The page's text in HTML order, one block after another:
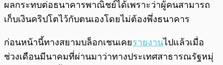
ผลกระทบต่อธนาคารพาณิชย์ได้เพราะว่าผู้คนสามารถ
เก็บเงินคริปโตไว้กับตนเองโดยไม่ต้องพึ่งธนาคาร
ก่อนหน้านี้ทางสยามบล็อกเชนเคยรายงานไปแล้วเมื่อ
ช่วงเดือนมีนาคมที่ผ่านมาว่าทางประเทศสาธารณรัฐหมุ่